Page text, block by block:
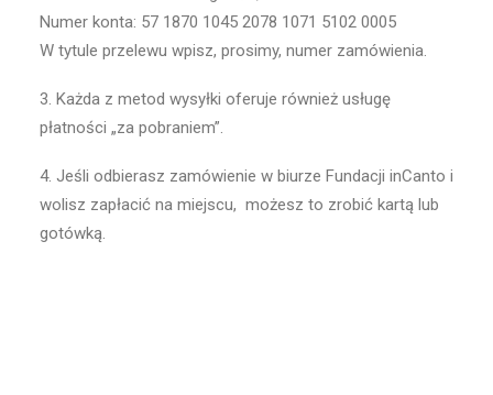
Numer konta: 57 1870 1045 2078 1071 5102 0005
W tytule przelewu wpisz, prosimy, numer zamówienia.
3. Każda z metod wysyłki oferuje również usługę
płatności „za pobraniem”.
4. Jeśli odbierasz zamówienie w biurze Fundacji inCanto i
wolisz zapłacić na miejscu, możesz to zrobić kartą lub
gotówką.